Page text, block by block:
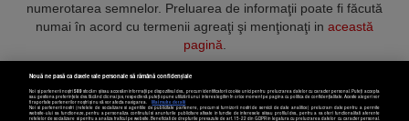
numerotarea semnelor. Preluarea de informaţii poate fi făcută
numai în acord cu termenii agreaţi şi menţionaţi in această
pagină.
Termeni și condiții Confidențialitate Cookies Contact
Nouă ne pasă ca datele tale personale să rămână confidențiale
Noi și partenerii noștri589stocăm și/sau accesăm informații pe dispozitivul dvs., precum identificatorii cookie unici pentru prelucrarea datelor cu caracter personal. Puteți accepta
sau gestiona preferințele dvs. făcând clic mai jos, respectiv vă puteți opune utilizării unui interes legitim în orice moment pe pagina cu politica de confidențialitate. Aceste alegeri vor
fi raportate partenerilor noștri și nu vă vor afecta navigarea.
Mai multe detalii
Noi si partenerii nostri (retelele de socializare si agentiile de publicitate partenere, precum si furnizorii nostri de servicii de date analitice) prelucram date pentru a permite
website-ului sa functioneze, pentru a personaliza continutul si anunturile publicitare afisate in functie de interesele si/sau profilul dvs., pentru a va oferi functionalitati aferente
retelelor de socializare si pentru a analiza traficul pe website. Beneficiati de drepturile prevazute de art. 15-22 din GDPR in legatura cu prelucrarea datelor cu caracter personal.